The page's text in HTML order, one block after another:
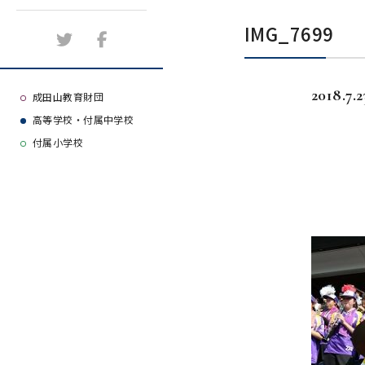
施設紹介
よくある質問
大学等合格実績
成田山教育財団
高等学校・付属中学校
付属小学校
IMG_7699